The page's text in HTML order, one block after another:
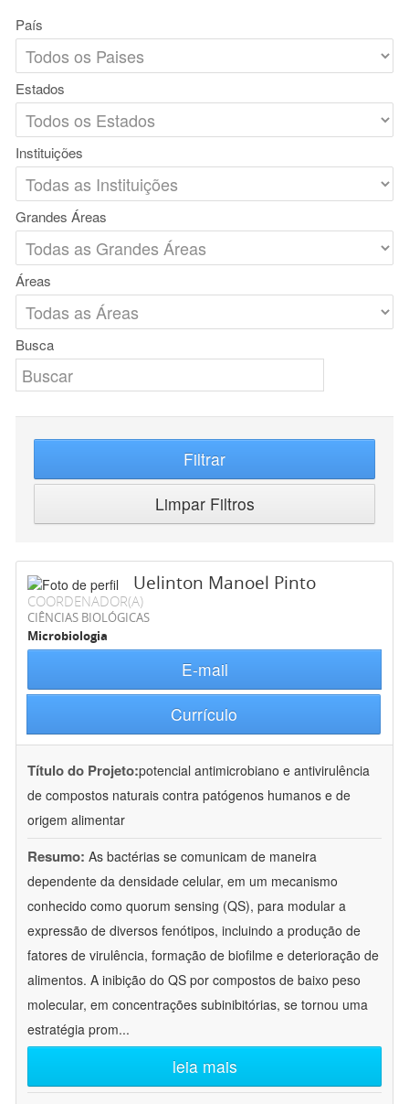
País
Estados
Instituições
Grandes Áreas
Áreas
Busca
Filtrar
Limpar Filtros
Uelinton Manoel Pinto
COORDENADOR(A)
CIÊNCIAS BIOLÓGICAS
Microbiologia
E-mail
Currículo
Título do Projeto:potencial antimicrobiano e antivirulência
de compostos naturais contra patógenos humanos e de
origem alimentar
Resumo: As bactérias se comunicam de maneira
dependente da densidade celular, em um mecanismo
conhecido como quorum sensing (QS), para modular a
expressão de diversos fenótipos, incluindo a produção de
fatores de virulência, formação de biofilme e deterioração de
alimentos. A inibição do QS por compostos de baixo peso
molecular, em concentrações subinibitórias, se tornou uma
estratégia prom...
leia mais